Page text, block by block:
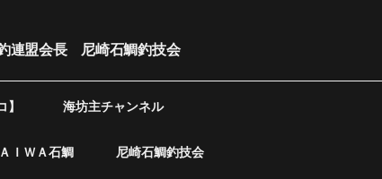
連盟会長 尼崎石鯛釣技会
海坊主チャンネル
ＩＷＡ石鯛 尼崎石鯛釣技会